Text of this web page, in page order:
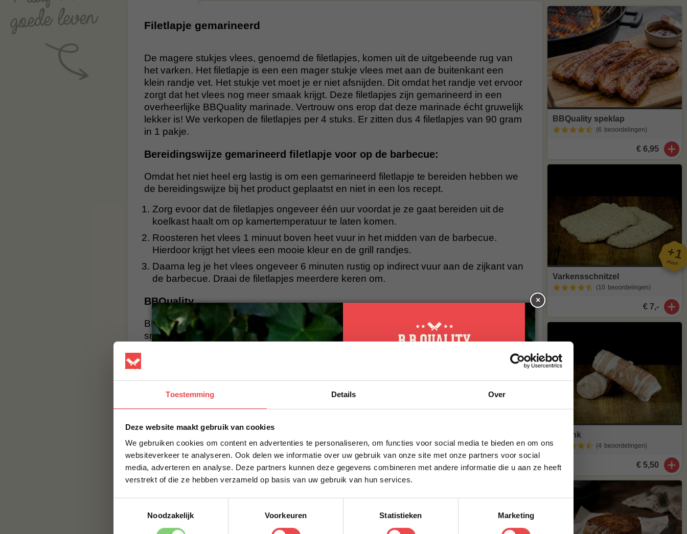
Toestemming Details Over
Deze website maakt gebruik van cookies
We gebruiken cookies om content en advertenties te personaliseren, om functies voor social media te bieden en om ons
websiteverkeer te analyseren. Ook delen we informatie over uw gebruik van onze site met onze partners voor social
media, adverteren en analyse. Deze partners kunnen deze gegevens combineren met andere informatie die u aan ze heeft
verstrekt of die ze hebben verzameld op basis van uw gebruik van hun services.
Noodzakelijk
Voorkeuren Statistieken Marketing
Filetlapje gemarineerd
De magere stukjes vlees, genoemd de filetlapjes, komen uit de uitgebeende rug van
het varken. Het filetlapje is een een mager stukje vlees met aan de buitenkant een
klein randje vet. Het stukje vet moet je er niet afsnijden. Dit omdat het randje vet ervoor
zorgt dat het vlees nog meer smaak krijgt. Deze filetlapjes zijn gemarineerd in een
overheerlijke BBQuality marinade. Vertrouw ons erop dat deze marinade écht gruwelijk
lekker is! We verkopen de filetlapjes per 4 stuks. Er zitten dus 4 filetlapjes van 90 gram
in 1 pakje.
Bereidingswijze gemarineerd filetlapje voor op de barbecue:
Omdat het niet heel erg lastig is om een gemarineerd filetlapje te bereiden hebben we
de bereidingswijze bij het product geplaatst en niet in een los recept.
Zorg evoor dat de filetlapjes ongeveer één uur voordat je ze gaat bereiden uit de
koelkast haalt om op kamertemperatuur te laten komen.
Roosteren het vlees 1 minuut boven heet vuur in het midden van de barbecue.
Hierdoor krijgt het vlees een mooie kleur en de grill randjes.
Daarna leg je het vlees ongeveer 6 minuten rustig op indirect vuur aan de zijkant van
de barbecue. Draai de filetlapjes meerdere keren om.
BBQuality
BBQuality staat voor betaalbaar kwaliteitsvlees. Ons vlees is van nature al heerlijk van
smaak, maar met een marinade of rubkun je je vlees eventueel nog wat meer op
Contact
naar:info@bbquality.nl. We helpen je graag!
BBQuality speklap
(6 beoordelingen)
€ 6,95
+1
PUNT
Varkensschnitzel
(10 beoordelingen)
€ 7,-
Slavink
(4 beoordelingen)
€ 5,50
×
10% korting op je
eerste bestelling*
VOORNAAM*
E-MAILADRES*